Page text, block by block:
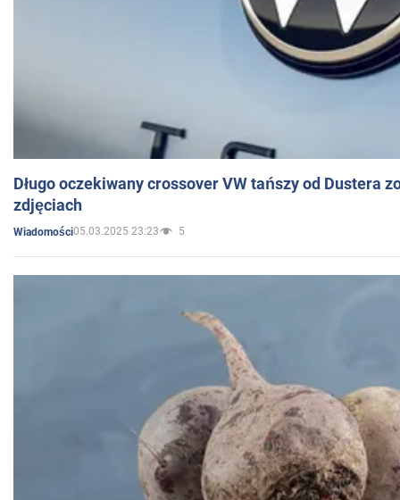
Długo oczekiwany crossover VW tańszy od Dustera
zdjęciach
Wiadomości05.03.2025 23:23 5